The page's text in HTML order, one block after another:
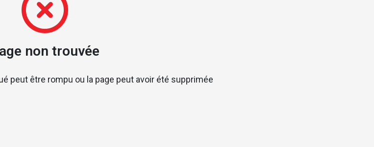
non trouvée
peut être rompu ou la page peut avoir été supprimée